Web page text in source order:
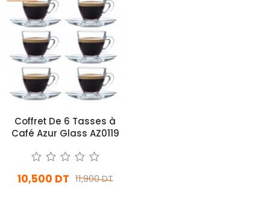
Coffret De 6 Tasses à
Café Azur Glass AZ0119
11,900 DT
10,500 DT